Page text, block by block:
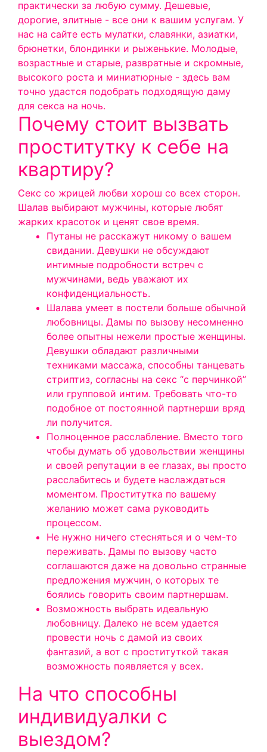
практически за любую сумму. Дешевые,
дорогие, элитные - все они к вашим услугам. У
нас на сайте есть мулатки, славянки, азиатки,
брюнетки, блондинки и рыженькие. Молодые,
возрастные и старые, развратные и скромные,
высокого роста и миниатюрные - здесь вам
точно удастся подобрать подходящую даму
для секса на ночь.
Почему стоит вызвать
проститутку к себе на
квартиру?
Секс со жрицей любви хорош со всех сторон.
Шалав выбирают мужчины, которые любят
жарких красоток и ценят свое время.
Путаны не расскажут никому о вашем
свидании. Девушки не обсуждают
интимные подробности встреч с
мужчинами, ведь уважают их
конфиденциальность.
Шалава умеет в постели больше обычной
любовницы. Дамы по вызову несомненно
более опытны нежели простые женщины.
Девушки обладают различными
техниками массажа, способны танцевать
стриптиз, согласны на секс “с перчинкой”
или групповой интим. Требовать что-то
подобное от постоянной партнерши вряд
ли получится.
Полноценное расслабление. Вместо того
чтобы думать об удовольствии женщины
и своей репутации в ее глазах, вы просто
расслабитесь и будете наслаждаться
моментом. Проститутка по вашему
желанию может сама руководить
процессом.
Не нужно ничего стесняться и о чем-то
переживать. Дамы по вызову часто
соглашаются даже на довольно странные
предложения мужчин, о которых те
боялись говорить своим партнершам.
Возможность выбрать идеальную
любовницу. Далеко не всем удается
провести ночь с дамой из своих
фантазий, а вот с проституткой такая
возможность появляется у всех.
На что способны
индивидуалки с
выездом?